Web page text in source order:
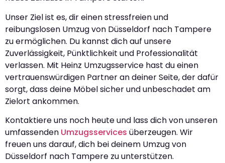
Unser Ziel ist es, dir einen stressfreien und
reibungslosen Umzug von Düsseldorf nach Tampere
zu ermöglichen. Du kannst dich auf unsere
Zuverlässigkeit, Pünktlichkeit und Professionalität
verlassen. Mit Heinz Umzugsservice hast du einen
vertrauenswürdigen Partner an deiner Seite, der dafür
sorgt, dass deine Möbel sicher und unbeschadet am
Zielort ankommen.
Kontaktiere uns noch heute und lass dich von unseren
umfassenden Umzugsservices überzeugen. Wir
freuen uns darauf, dich bei deinem Umzug von
Düsseldorf nach Tampere zu unterstützen.